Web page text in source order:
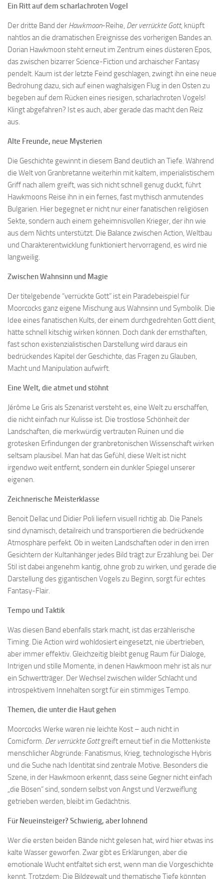
Ein Ritt auf dem scharlachroten Vogel
Der dritte Band der Hawkmoon-Reihe, Der verrückte Gott, knüpft
nahtlos an die dramatischen Ereignisse des vorherigen Bandes an.
Dorian Hawkmoon steht erneut im Zentrum eines düsteren Epos,
das zwischen bizarrer Science-Fiction und archaischer Fantasy
pendelt. Kaum ist der letzte Feind geschlagen, zwingt ihn eine neue
Bedrohung dazu, sich auf einen waghalsigen Flug in den Osten zu
begeben auf dem Rücken eines riesigen, scharlachroten Vogels!
Klingt abgefahren? Ist es auch, aber gerade das macht den Reiz
aus.
Alte Freunde, neue Mysterien
Die Geschichte gewinnt in diesem Band deutlich an Tiefe. Während
die Welt von Granbretanne weiterhin mit kaltem, imperialistischem
Griff nach allem greift, was sich nicht schnell genug duckt, führt
Hawkmoons Reise ihn in ein fernes, fast mythisch anmutendes
Bulgarien. Hier begegnet er nicht nur einer fanatischen religiösen
Sekte, sondern auch einem geheimnisvollen Krieger, der ihn wie
aus dem Nichts unterstützt. Die Balance zwischen Action, Weltbau
und Charakterentwicklung funktioniert hervorragend, es wird nie
langweilig.
Zwischen Wahnsinn und Magie
Der titelgebende “verrückte Gott” ist ein Paradebeispiel für
Moorcocks ganz eigene Mischung aus Wahnsinn und Symbolik. Die
Idee eines fanatischen Kults, der einem durchgedrehten Gott dient,
hätte schnell kitschig wirken können. Doch dank der ernsthaften,
fast schon existenzialistischen Darstellung wird daraus ein
bedrückendes Kapitel der Geschichte, das Fragen zu Glauben,
Macht und Manipulation aufwirft.
Eine Welt, die atmet und stöhnt
Jérôme Le Gris als Szenarist versteht es, eine Welt zu erschaffen,
die nicht einfach nur Kulisse ist. Die trostlose Schönheit der
Landschaften, die merkwürdig vertrauten Ruinen und die
grotesken Erfindungen der granbretonischen Wissenschaft wirken
seltsam plausibel. Man hat das Gefühl, diese Welt ist nicht
irgendwo weit entfernt, sondern ein dunkler Spiegel unserer
eigenen.
Zeichnerische Meisterklasse
Benoit Dellac und Didier Poli liefern visuell richtig ab. Die Panels
sind dynamisch, detailreich und transportieren die bedrückende
Atmosphäre perfekt. Ob in weiten Landschaften oder in den irren
Gesichtern der Kultanhänger jedes Bild trägt zur Erzählung bei. Der
Stil ist dabei angenehm kantig, ohne grob zu wirken, und gerade die
Darstellung des gigantischen Vogels zu Beginn, sorgt für echtes
Fantasy-Flair.
Tempo und Taktik
Was diesen Band ebenfalls stark macht, ist das erzählerische
Timing. Die Action wird wohldosiert eingesetzt, nie übertrieben,
aber immer effektiv. Gleichzeitig bleibt genug Raum für Dialoge,
Intrigen und stille Momente, in denen Hawkmoon mehr ist als nur
ein Schwertträger. Der Wechsel zwischen wilder Schlacht und
introspektivem Innehalten sorgt für ein stimmiges Tempo.
Themen, die unter die Haut gehen
Moorcocks Werke waren nie leichte Kost – auch nicht in
Comicform. Der verrückte Gottgreift erneut tief in die Mottenkiste
menschlicher Abgründe: Fanatismus, Krieg, technologische Hybris
und die Suche nach Identität sind zentrale Motive. Besonders die
Szene, in der Hawkmoon erkennt, dass seine Gegner nicht einfach
„die Bösen“ sind, sondern selbst von Angst und Verzweiflung
getrieben werden, bleibt im Gedächtnis.
Für Neueinsteiger? Schwierig, aber lohnend
Wer die ersten beiden Bände nicht gelesen hat, wird hier etwas ins
kalte Wasser geworfen. Zwar gibt es Erklärungen, aber die
emotionale Wucht entfaltet sich erst, wenn man die Vorgeschichte
kennt. Trotzdem: Die Bildgewalt und thematische Tiefe könnten